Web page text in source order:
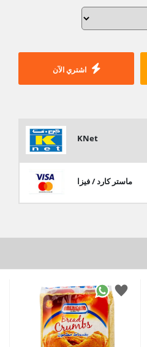
اشتري الآن
KNet
ماستر كارد / فيزا